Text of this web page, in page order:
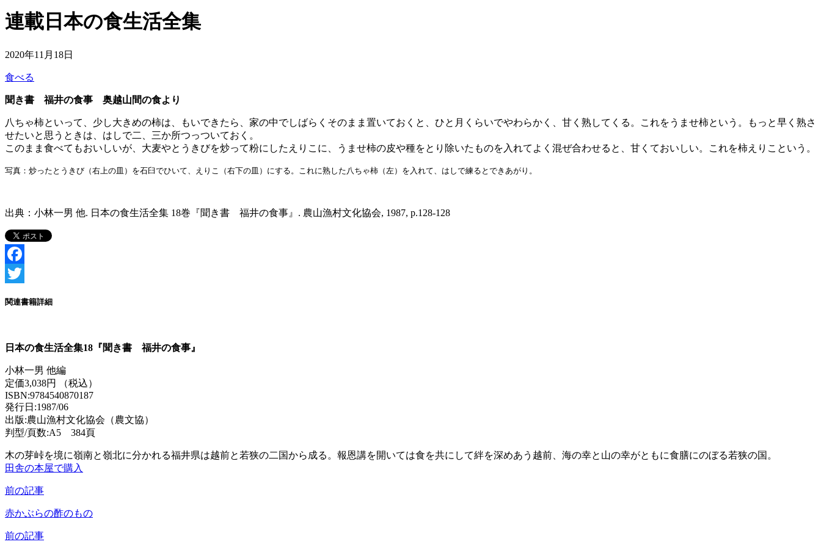
連載 日本の食生活全集
2020年11月18日
食べる
聞き書 福井の食事 奥越山間の食より
八ちゃ柿といって、少し大きめの柿は、もいできたら、家の中でしばらくそのまま置いておくと、ひと月くらいでやわらかく、甘く熟してくる。これをうませ柿という。もっと早く熟さ
せたいと思うときは、はしで二、三か所つっついておく。
このまま食べてもおいしいが、大麦やとうきびを炒って粉にしたえりこに、うませ柿の皮や種をとり除いたものを入れてよく混ぜ合わせると、甘くておいしい。これを柿えりこという。
写真：炒ったとうきび（右上の皿）を石臼でひいて、えりこ（右下の皿）にする。これに熟した八ちゃ柿（左）を入れて、はしで練るとできあがり。
出典： 小林一男 他. 日本の食生活全集 18巻『聞き書 福井の食事』. 農山漁村文化協会, 1987, p.128-128
Facebook
関連書籍詳細
日本の食生活全集18『聞き書 福井の食事』
小林一男 他編
定価3,038円 （税込）
ISBN:9784540870187
発行日:1987/06
出版:農山漁村文化協会（農文協）
判型/頁数:A5 384頁
木の芽峠を境に嶺南と嶺北に分かれる福井県は越前と若狭の二国から成る。報恩講を開いては食を共にして絆を深めあう越前、海の幸と山の幸がともに食膳にのぼる若狭の国。
田舎の本屋で購入
前の記事
赤かぶらの酢のもの
前の記事